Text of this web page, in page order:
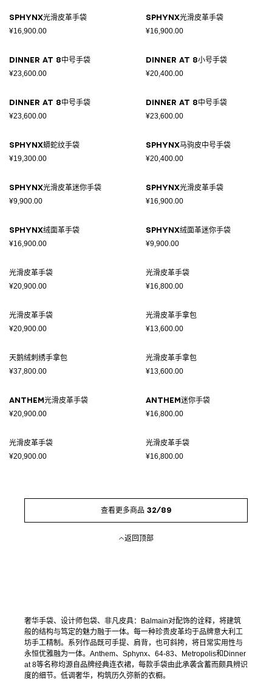
SPHYNX光滑皮革手袋
¥16,900.00
SPHYNX光滑皮革手袋
¥16,900.00
DINNER AT 8中号手袋
¥23,600.00
DINNER AT 8小号手袋
¥20,400.00
DINNER AT 8中号手袋
¥23,600.00
DINNER AT 8中号手袋
¥23,600.00
SPHYNX蟒蛇纹手袋
¥19,300.00
SPHYNX马驹皮中号手袋
¥20,400.00
SPHYNX光滑皮革迷你手袋
¥9,900.00
SPHYNX光滑皮革手袋
¥16,900.00
SPHYNX绒面革手袋
¥16,900.00
SPHYNX绒面革迷你手袋
¥9,900.00
光滑皮革手袋
¥20,900.00
光滑皮革手袋
¥16,800.00
光滑皮革手袋
¥20,900.00
光滑皮革手拿包
¥13,600.00
天鹅绒刺绣手拿包
¥37,800.00
光滑皮革手拿包
¥13,600.00
ANTHEM光滑皮革手袋
¥20,900.00
ANTHEM迷你手袋
¥16,800.00
光滑皮革手袋
¥20,900.00
光滑皮革手袋
¥16,800.00
查看更多商品 32/89
返回顶部
奢华手袋、设计师包袋、非凡皮具：Balmain对配饰的诠释，将建筑
般的结构与笃定的魅力融于一体。每一种珍贵皮革均于品牌意大利工
坊手工精制。系列作品既可手提、肩背，也可斜挎，将日常实用性与
永恒优雅融为一体。Anthem、Sphynx、64-83、Metropolis和Dinner
at 8等名称均源自品牌经典连衣裙，每款手袋由此承袭含蓄而颇具辨识
度的细节。低调奢华，构筑历久弥新的衣橱。